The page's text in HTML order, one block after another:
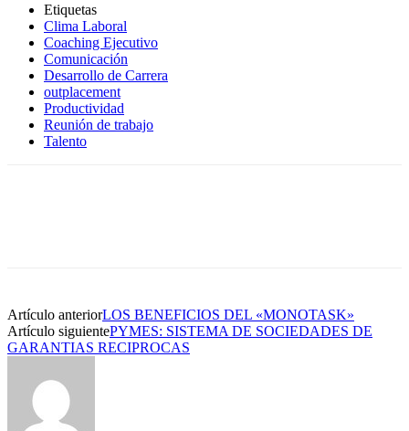
Etiquetas
Clima Laboral
Coaching Ejecutivo
Comunicación
Desarrollo de Carrera
outplacement
Productividad
Reunión de trabajo
Talento
Artículo anteriorLOS BENEFICIOS DEL «MONOTASK»
Artículo siguientePYMES: SISTEMA DE SOCIEDADES DE
GARANTIAS RECIPROCAS